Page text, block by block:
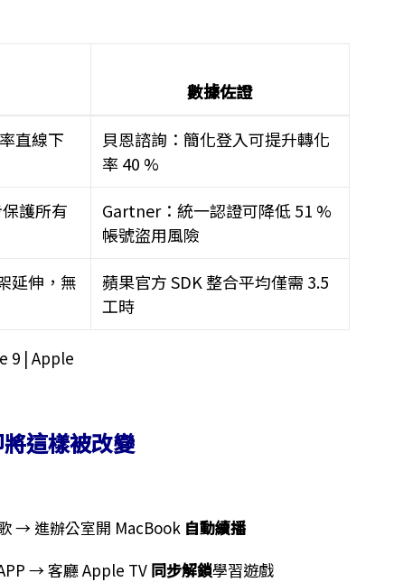
數據佐證
直線下
貝恩諮詢：簡化登入可提升轉化
率 40 %
護所有
Gartner：統一認證可降低 51 %
帳號盜用風險
延伸，無
蘋果官方 SDK 整合平均僅需 3.5
工時
這樣被改變
→ 進辦公室開 MacBook 自動續播
→ 客廳 Apple TV同步解鎖學習遊戲